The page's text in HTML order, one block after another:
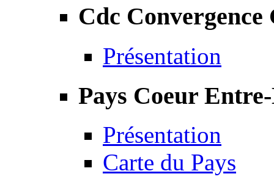
Cdc Convergence
Présentation
Pays Coeur
Présentation
Carte du Pays